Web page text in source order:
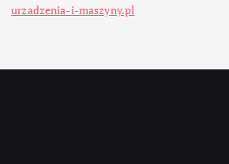
urzadzenia-i-maszyny.pl